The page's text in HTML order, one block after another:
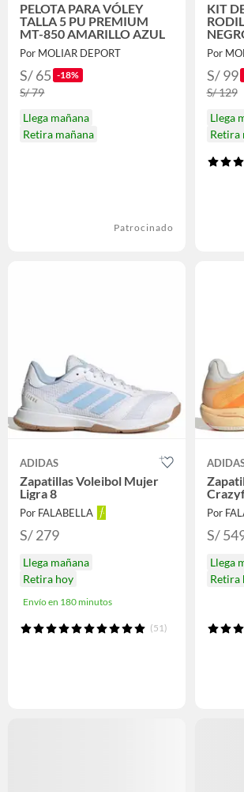
PELOTA PARA VÓLEY
TALLA 5 PU PREMIUM
MT-850 AMARILLO AZUL
Por MOLIAR DEPORT
S/ 65 -18%
S/ 79
Llega mañana
Retira mañana
Patrocinado
KIT
Por
S/ 99
S/ 129
Llega
Retira
ADIDAS
Zapatillas Voleibol Mujer
Ligra 8
Por FALABELLA
S/ 279
Llega mañana
Retira hoy
Envío en 180 minutos
(51)
Por
S/
Llega
Retira